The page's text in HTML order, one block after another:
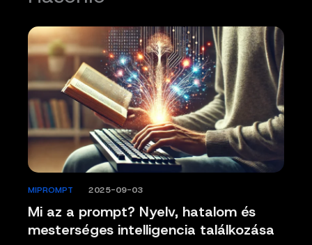
Mi az a prompt? Nyelv, hatalom és
mesterséges intelligencia találkozása
MIPROMPT 2025-09-03